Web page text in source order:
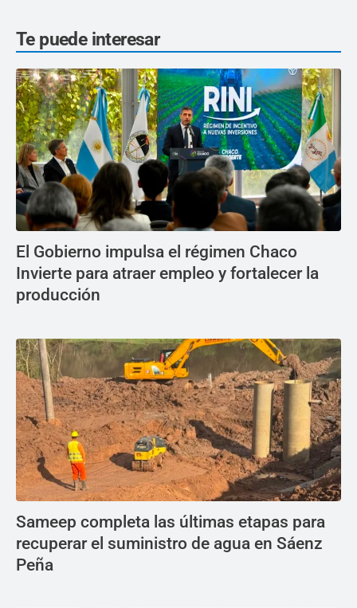
Te puede interesar
El Gobierno impulsa el régimen Chaco
Invierte para atraer empleo y fortalecer la
producción
Sameep completa las últimas etapas para
recuperar el suministro de agua en Sáenz
Peña